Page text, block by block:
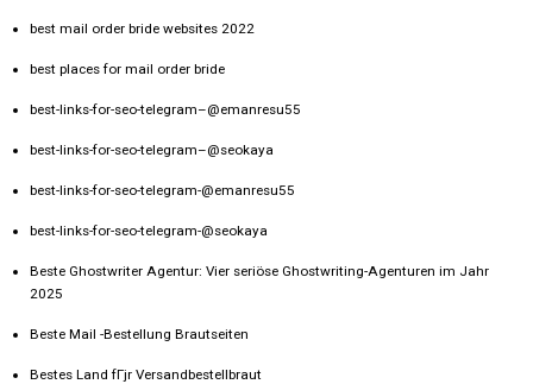
best mail order bride websites 2022
best places for mail order bride
best-links-for-seo-telegram–@emanresu55
best-links-for-seo-telegram–@seokaya
best-links-for-seo-telegram-@emanresu55
best-links-for-seo-telegram-@seokaya
Beste Ghostwriter Agentur: Vier seriöse Ghostwriting-Agenturen im Jahr
2025
Beste Mail -Bestellung Brautseiten
Bestes Land fГјr Versandbestellbraut